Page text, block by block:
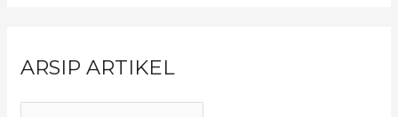
ARSIP ARTIKEL